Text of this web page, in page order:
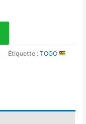
Étiquette :TOGO